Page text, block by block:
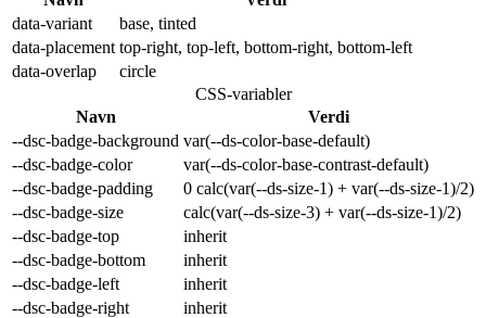
data-variant
base, tinted
data-placement top-right, top-left, bottom-right, bottom-left
data-overlap
circle
CSS-variabler
Navn
Verdi
--dsc-badge-background var(--ds-color-base-default)
--dsc-badge-color
var(--ds-color-base-contrast-default)
--dsc-badge-padding
0 calc(var(--ds-size-1) + var(--ds-size-1)/2)
--dsc-badge-size
calc(var(--ds-size-3) + var(--ds-size-1)/2)
--dsc-badge-top
inherit
--dsc-badge-bottom
inherit
--dsc-badge-left
inherit
--dsc-badge-right
inherit